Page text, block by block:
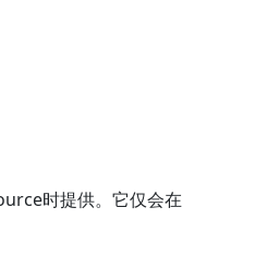
时提供。它仅会在